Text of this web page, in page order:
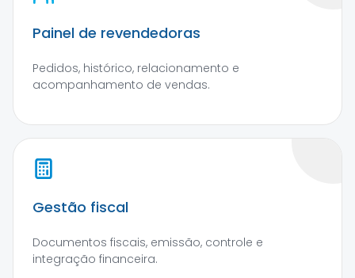
Painel de revendedoras
Pedidos, histórico, relacionamento e
acompanhamento de vendas.
Gestão fiscal
Documentos fiscais, emissão, controle e
integração financeira.